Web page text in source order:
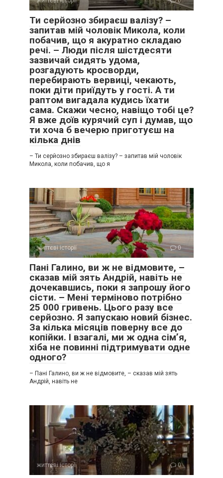
Ти серйозно збираєш валізу? –
запитав мій чоловік Микола, коли
побачив, що я акуратно складаю
речі. – Люди після шістдесяти
зазвичай сидять удома,
розгадують кросворди,
перебирають вервиці, чекають,
поки діти приїдуть у гості. А ти
раптом вигадала кудись їхати
сама. Скажи чесно, навіщо тобі це?
Я вже доїв курячий суп і думав, що
ти хоча б вечерю приготуєш на
кілька днів
– Ти серйозно збираєш валізу? – запитав мій чоловік
Микола, коли побачив, що я
життєві історії 0
Пані Галино, ви ж не відмовите, –
сказав мій зять Андрій, навіть не
дочекавшись, поки я запрошу його
сісти. – Мені терміново потрібно
25 000 гривень. Цього разу все
серйозно. Я запускаю новий бізнес.
За кілька місяців поверну все до
копійки. І взагалі, ми ж одна сім’я,
хіба не повинні підтримувати одне
одного?
– Пані Галино, ви ж не відмовите, – сказав мій зять
Андрій, навіть не
життєві історії 0